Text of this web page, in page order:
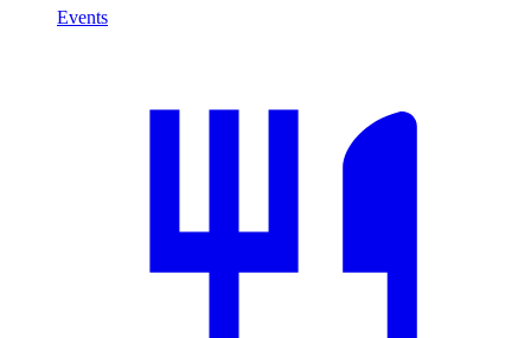
Events